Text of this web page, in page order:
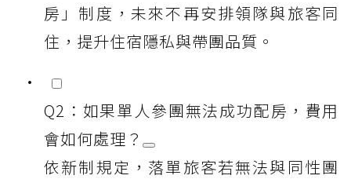
房」制度，未來不再安排領隊與旅客同
住，提升住宿隱私與帶團品質。
Q2：如果單人參團無法成功配房，費用
會如何處理？
依新制規定，落單旅客若無法與同性團